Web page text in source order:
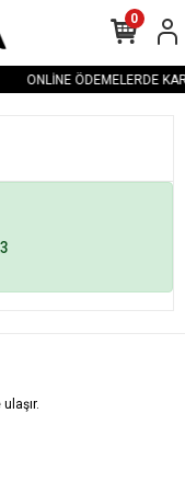
ONLİNE ÖDEMELERDE
0